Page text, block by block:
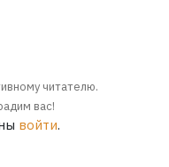
читателю.
вас!
войти.